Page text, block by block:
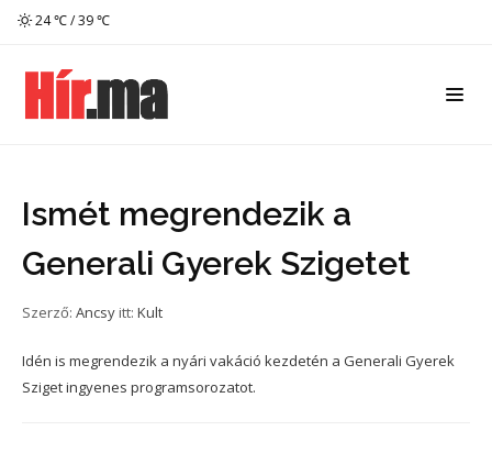
24 ℃ / 39 ℃
Ismét megrendezik a
Generali Gyerek Szigetet
Szerző: Ancsy itt: Kult
Idén is megrendezik a nyári vakáció kezdetén a Generali Gyerek
Sziget ingyenes programsorozatot.